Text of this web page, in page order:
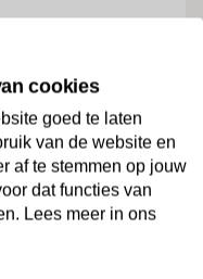
de historische
hoofdweg. Een
u op ongeveer
Fiumicino ligt op
106 niet-
zijn.
cookies
goed te laten
van de website en
af te stemmen op jouw
dat functies van
Lees meer in ons